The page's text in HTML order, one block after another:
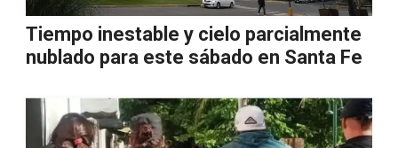
Tiempo inestable y cielo parcialmente
nublado para este sábado en Santa Fe